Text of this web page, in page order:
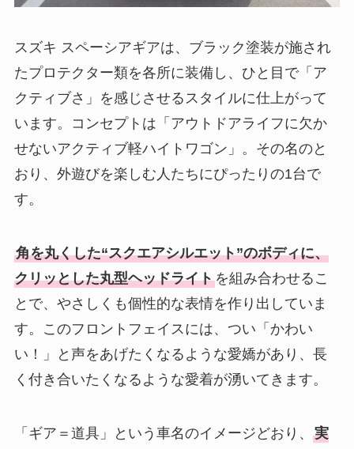
スズキ スペーシアギアは、ブラック塗装が施され
たプロテクター類を各所に装備し、ひと目で「ア
クティブさ」を感じさせるスタイルに仕上がって
います。コンセプトは「アウトドアライフに欠か
せないアクティブ軽ハイトワゴン」。その名のと
おり、外遊びを楽しむ人たちにぴったりの1台で
す。
角を丸くした“スクエアシルエット”のボディに、
クリッとした丸型ヘッドライトを組み合わせるこ
とで、やさしくも個性的な表情を作り出していま
す。このフロントフェイスには、つい「かわい
い！」と声をあげたくなるような愛嬌があり、長
く付き合いたくなるような愛着が湧いてきます。
「ギア＝道具」という車名のイメージどおり、 実